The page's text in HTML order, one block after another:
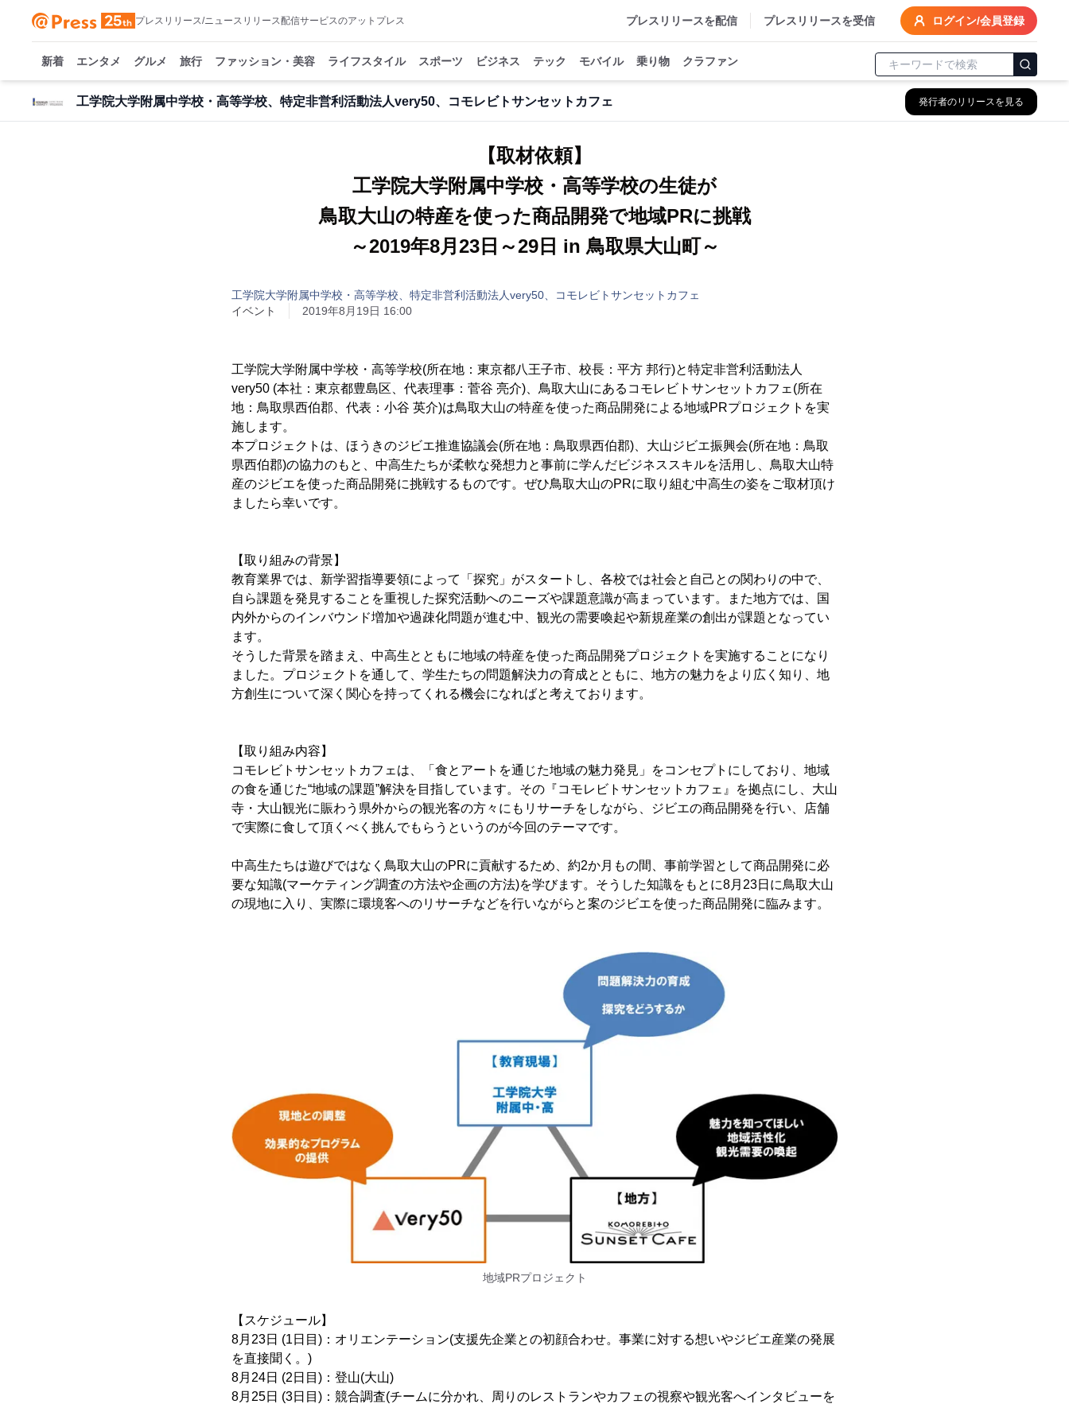
プレスリリース/ニュースリリース配信サービスのアットプレス プレスリリースを配信 プレスリリースを受信 ログイン/会員登録
新着 エンタメ グルメ 旅行 ファッション・美容 ライフスタイル スポーツ ビジネス テック モバイル 乗り物 クラファン
工学院大学附属中学校・高等学校、特定非営利活動法人very50、コモレビトサンセットカフェ 発行者のリリースを見る
【取材依頼】
工学院大学附属中学校・高等学校の生徒が
鳥取大山の特産を使った商品開発で地域PRに挑戦
～2019年8月23日～29日 in 鳥取県大山町～
工学院大学附属中学校・高等学校、特定非営利活動法人very50、コモレビトサンセットカフェ
イベント
2019年8月19日 16:00
工学院大学附属中学校・高等学校(所在地：東京都八王子市、校長：平方 邦行)と特定非営利活動法人
very50 (本社：東京都豊島区、代表理事：菅谷 亮介)、鳥取大山にあるコモレビトサンセットカフェ(所在
地：鳥取県西伯郡、代表：小谷 英介)は鳥取大山の特産を使った商品開発による地域PRプロジェクトを実
施します。
本プロジェクトは、ほうきのジビエ推進協議会(所在地：鳥取県西伯郡)、大山ジビエ振興会(所在地：鳥取
県西伯郡)の協力のもと、中高生たちが柔軟な発想力と事前に学んだビジネススキルを活用し、鳥取大山特
産のジビエを使った商品開発に挑戦するものです。ぜひ鳥取大山のPRに取り組む中高生の姿をご取材頂け
ましたら幸いです。
【取り組みの背景】
教育業界では、新学習指導要領によって「探究」がスタートし、各校では社会と自己との関わりの中で、
自ら課題を発見することを重視した探究活動へのニーズや課題意識が高まっています。また地方では、国
内外からのインバウンド増加や過疎化問題が進む中、観光の需要喚起や新規産業の創出が課題となってい
ます。
そうした背景を踏まえ、中高生とともに地域の特産を使った商品開発プロジェクトを実施することになり
ました。プロジェクトを通して、学生たちの問題解決力の育成とともに、地方の魅力をより広く知り、地
方創生について深く関心を持ってくれる機会になればと考えております。
【取り組み内容】
コモレビトサンセットカフェは、「食とアートを通じた地域の魅力発見」をコンセプトにしており、地域
の食を通じた“地域の課題”解決を目指しています。その『コモレビトサンセットカフェ』を拠点にし、大山
寺・大山観光に賑わう県外からの観光客の方々にもリサーチをしながら、ジビエの商品開発を行い、店舗
で実際に食して頂くべく挑んでもらうというのが今回のテーマです。
中高生たちは遊びではなく鳥取大山のPRに貢献するため、約2か月もの間、事前学習として商品開発に必
要な知識(マーケティング調査の方法や企画の方法)を学びます。そうした知識をもとに8月23日に鳥取大山
の現地に入り、実際に環境客へのリサーチなどを行いながらと案のジビエを使った商品開発に臨みます。
地域PRプロジェクト
【スケジュール】
8月23日 (1日目)：オリエンテーション(支援先企業との初顔合わせ。事業に対する想いやジビエ産業の発展
を直接聞く。)
8月24日 (2日目)：登山(大山)
8月25日 (3日目)：競合調査(チームに分かれ、周りのレストランやカフェの視察や観光客へインタビューを